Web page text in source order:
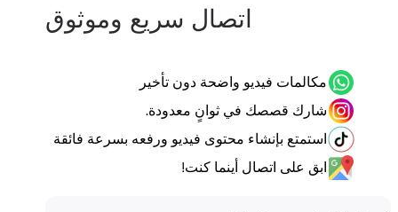
اتصال سريع وموثوق
مكالمات فيديو واضحة دون تأخير
شارك قصصك في ثوانٍ معدودة.
استمتع بإنشاء محتوى فيديو ورفعه بسرعة فائقة
ابق على اتصال أينما كنت!